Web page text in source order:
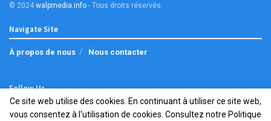
© 2024 walpmedia.info - Tous droits réservés
Navigate Site
À propos de nous Nous contacter
Follow Us
Ce site web utilise des cookies. En continuant à utiliser ce site web,
vous consentez à l'utilisation de cookies. Consultez notre Politique